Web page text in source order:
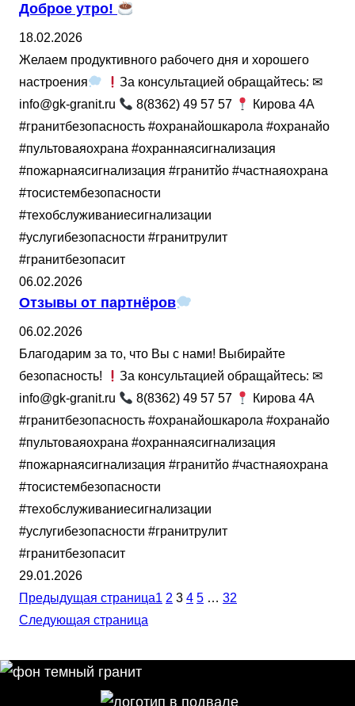
Доброе утро!
18.02.2026
Желаем продуктивного рабочего дня и хорошего
настроения
За консультацией обращайтесь: ✉
info@gk-granit.ru
8(8362) 49 57 57
Кирова 4А
#гранитбезопасность #охранайошкарола #охранайо
#пультоваяохрана #охраннаясигнализация
#пожарнаясигнализация #гранитйо #частнаяохрана
#тосистембезопасности
#техобслуживаниесигнализации
#услугибезопасности #гранитрулит
#гранитбезопасит
06.02.2026
Отзывы от партнёров
06.02.2026
Благодарим за то, что Вы с нами! Выбирайте
безопасность!
За консультацией обращайтесь: ✉
info@gk-granit.ru
8(8362) 49 57 57
Кирова 4А
#гранитбезопасность #охранайошкарола #охранайо
#пультоваяохрана #охраннаясигнализация
#пожарнаясигнализация #гранитйо #частнаяохрана
#тосистембезопасности
#техобслуживаниесигнализации
#услугибезопасности #гранитрулит
#гранитбезопасит
29.01.2026
Предыдущая страница1 2 3 4 5 … 32
Следующая страница